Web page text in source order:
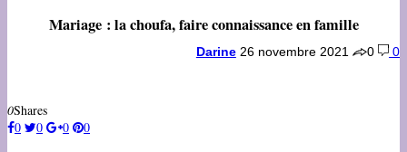
Mariage : la choufa, faire connaissance en famille
Darine 26 novembre 2021 0 0
0Shares
0
0 0 0